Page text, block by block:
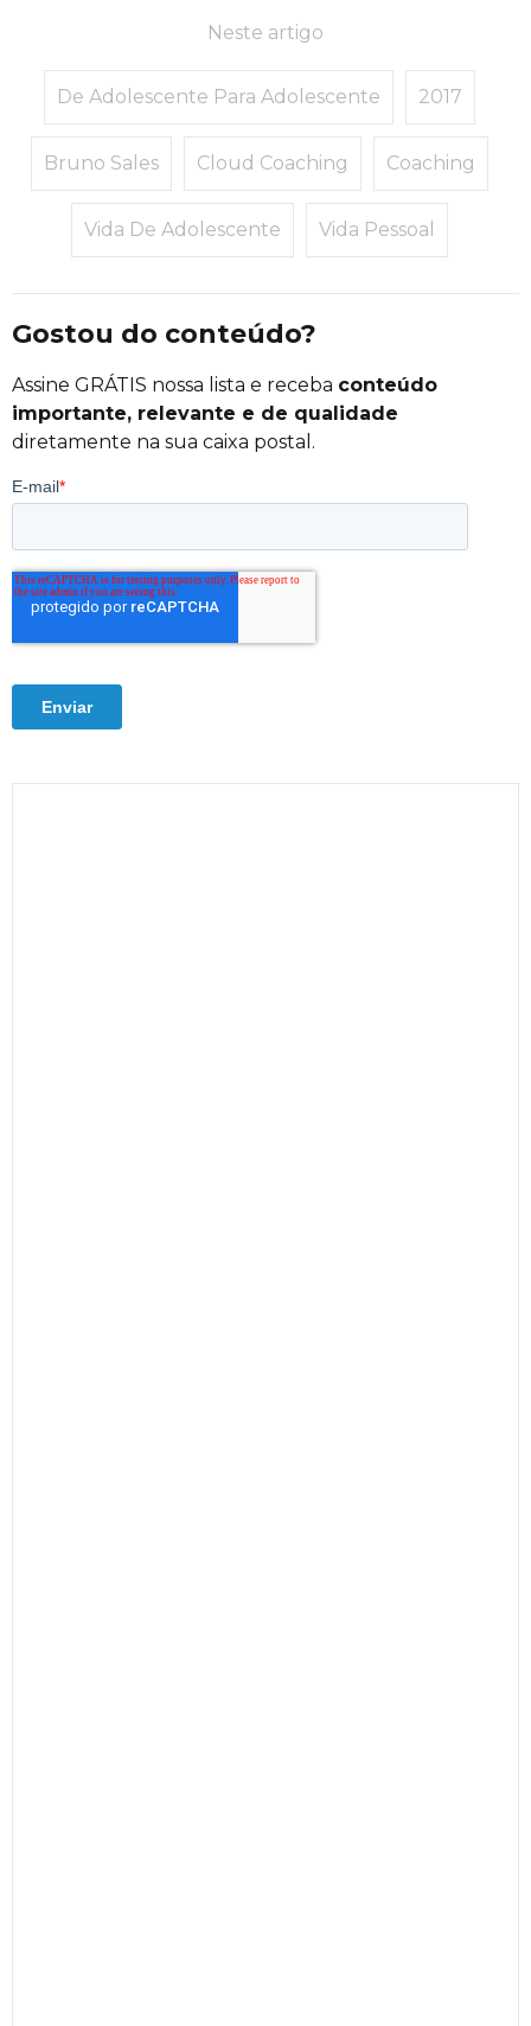
Neste artigo
De Adolescente Para Adolescente 2017
Bruno Sales Cloud Coaching Coaching
Vida De Adolescente Vida Pessoal
Gostou do conteúdo?
Assine GRÁTIS nossa lista e receba conteúdo
importante, relevante e de qualidade
diretamente na sua caixa postal.